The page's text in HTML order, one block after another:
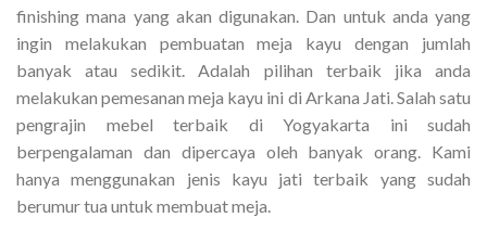
finishing mana yang akan digunakan. Dan untuk anda yang
ingin melakukan pembuatan meja kayu dengan jumlah
banyak atau sedikit. Adalah pilihan terbaik jika anda
melakukan pemesanan meja kayu ini di Arkana Jati. Salah satu
pengrajin mebel terbaik di Yogyakarta ini sudah
berpengalaman dan dipercaya oleh banyak orang. Kami
hanya menggunakan jenis kayu jati terbaik yang sudah
berumur tua untuk membuat meja.